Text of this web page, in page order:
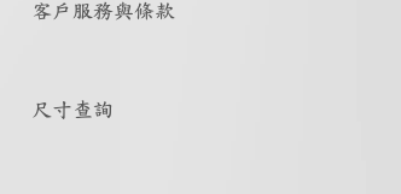
客戶服務與條款
尺寸查詢